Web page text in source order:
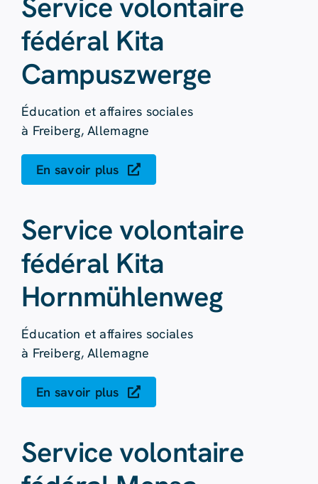
fédéral Kita
Campuszwerge
Éducation et affaires sociales
à Freiberg, Allemagne
En savoir plus
Service volontaire
fédéral Kita
Hornmühlenweg
Éducation et affaires sociales
à Freiberg, Allemagne
En savoir plus
Service volontaire